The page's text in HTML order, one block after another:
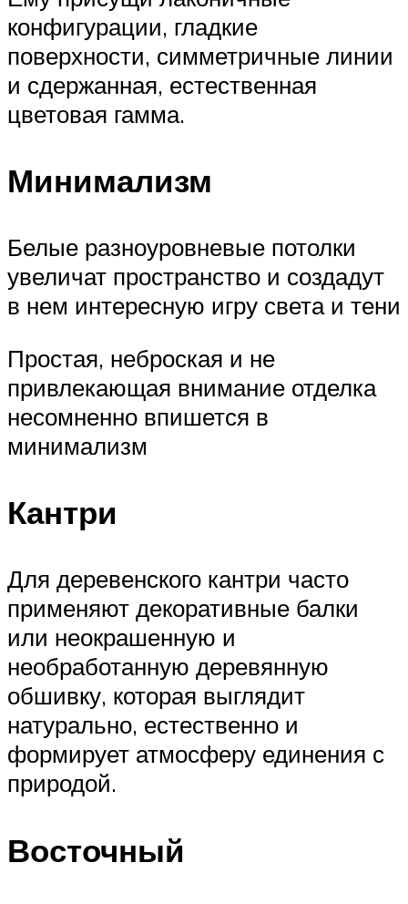
конфигурации, гладкие
поверхности, симметричные линии
и сдержанная, естественная
цветовая гамма.
Минимализм
Белые разноуровневые потолки
увеличат пространство и создадут
в нем интересную игру света и тени
Простая, неброская и не
привлекающая внимание отделка
несомненно впишется в
минимализм
Кантри
Для деревенского кантри часто
применяют декоративные балки
или неокрашенную и
необработанную деревянную
обшивку, которая выглядит
натурально, естественно и
формирует атмосферу единения с
природой.
Восточный